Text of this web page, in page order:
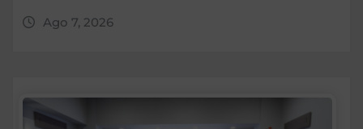
Ago 7, 2026